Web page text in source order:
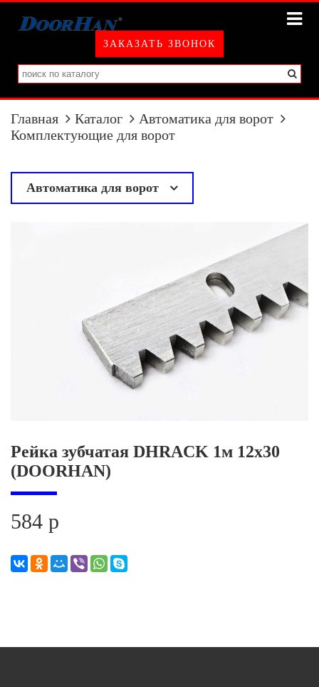
ЗАКАЗАТЬ ЗВОНОК
Главная Каталог
Автоматика для ворот
Комплектующие для ворот
Автоматика для ворот
Привода для секционных ворот
Комплектующие для ворот
Рейка зубчатая DHRACK 1м 12x30
(DOORHAN)
584 р